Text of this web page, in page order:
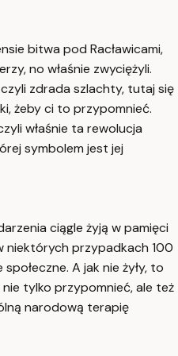
bitwa pod Racławicami,
no właśnie zwyciężyli.
zdrada szlachty, tutaj się
żeby ci to przypomnieć.
właśnie ta rewolucja
symbolem jest jej
ciągle żyją w pamięci
niektórych przypadkach 100
A jak nie żyły, to
tylko przypomnieć, ale też
narodową terapię